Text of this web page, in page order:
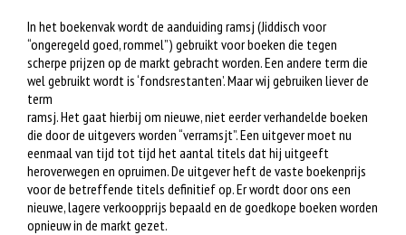
In het boekenvak wordt de aanduiding ramsj (Jiddisch voor
“ongeregeld goed, rommel”) gebruikt voor boeken die tegen
scherpe prijzen op de markt gebracht worden. Een andere term die
wel gebruikt wordt is ‘fondsrestanten’. Maar wij gebruiken liever de
term
ramsj. Het gaat hierbij om nieuwe, niet eerder verhandelde boeken
die door de uitgevers worden “verramsjt”. Een uitgever moet nu
eenmaal van tijd tot tijd het aantal titels dat hij uitgeeft
heroverwegen en opruimen. De uitgever heft de vaste boekenprijs
voor de betreffende titels definitief op. Er wordt door ons een
nieuwe, lagere verkoopprijs bepaald en de goedkope boeken worden
opnieuw in de markt gezet.